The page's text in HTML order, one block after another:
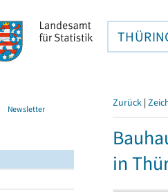
Newsletter Zurück |
in